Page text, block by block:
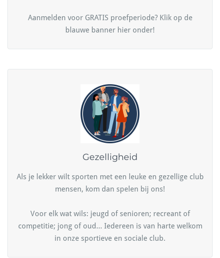
Aanmelden voor GRATIS proefperiode? Klik op de
blauwe banner hier onder!
Gezelligheid
Als je lekker wilt sporten met een leuke en gezellige club
mensen, kom dan spelen bij ons!
Voor elk wat wils: jeugd of senioren; recreant of
competitie; jong of oud... Iedereen is van harte welkom
in onze sportieve en sociale club.